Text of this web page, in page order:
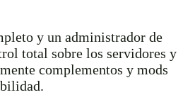
y un administrador de
total sobre los servidores y
complementos y mods